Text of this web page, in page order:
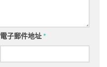
電子郵件地址*